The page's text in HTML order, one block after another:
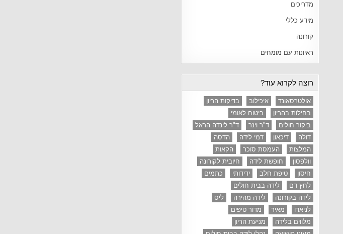
מדריכים
מידע כללי
קורונה
ראיונות עם מומחים
רוצה לקרוא עוד?
אולטרסאונד איכילוב
בדיקות הריון
בחילות בהריון
ביטוח לאומי
ביקור חולים
ד"ר וינר
ד"ר לינדה הראל
דולה
דיכאון דמי לידה
הדסה
המלצות
העמסת סוכר
הקאות
וולפסון
חופשת לידה
חיובית לקורונה
חיסון
טיפת חלב ידידותי
כתמים
לחץ דם
לידה בבית חולים
לידה בקורונה
לידה מהירה
ליס
לניאדו
מאיר
מדור טיפים
מלווים בלידה
מניעת הריון